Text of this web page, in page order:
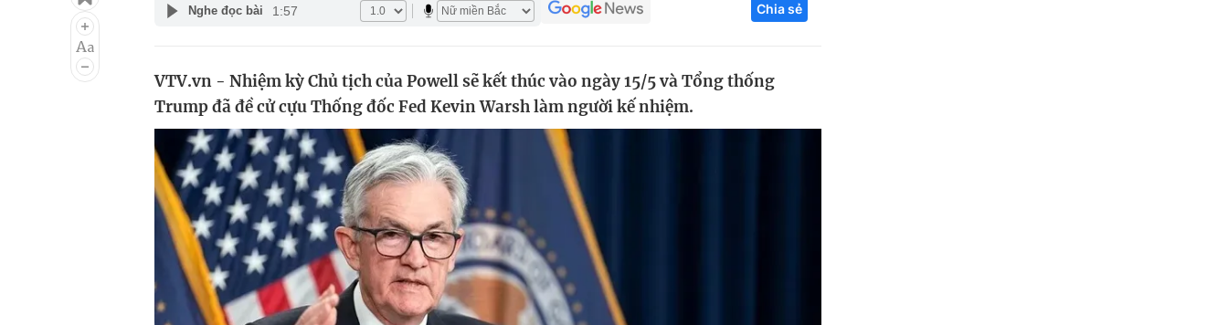
Điện ảnh
Âm nhạc
Du lịch
Chất lượng cuộc sống
Tuyển sinh
Hitech Công nghệ tương lai
Thị trường
Tư vấn
Nghe đọc bài 1:57 Chia sẻ
VTV.vn - Nhiệm kỳ Chủ tịch của Powell sẽ kết thúc vào ngày 15/5 và Tổng thống
Trump đã đề cử cựu Thống đốc Fed Kevin Warsh làm người kế nhiệm.